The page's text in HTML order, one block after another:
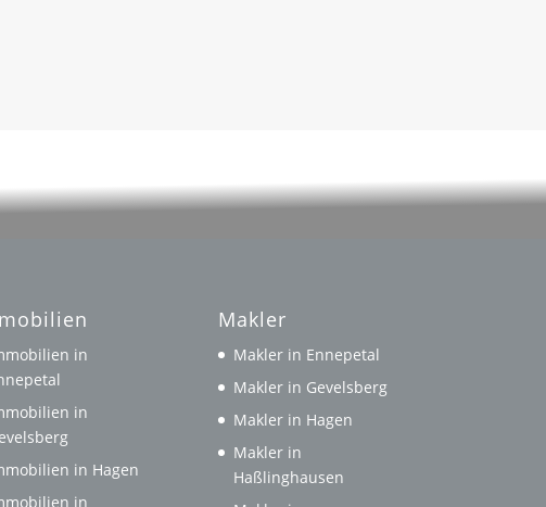
in
in
in Hagen
in
Makler
Makler in Ennepetal
Makler in Gevelsberg
Makler in Hagen
Makler in
Haßlinghausen